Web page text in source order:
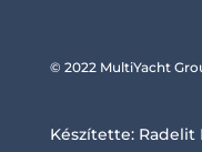
© 2022 MultiYacht
Készítette: Radelit